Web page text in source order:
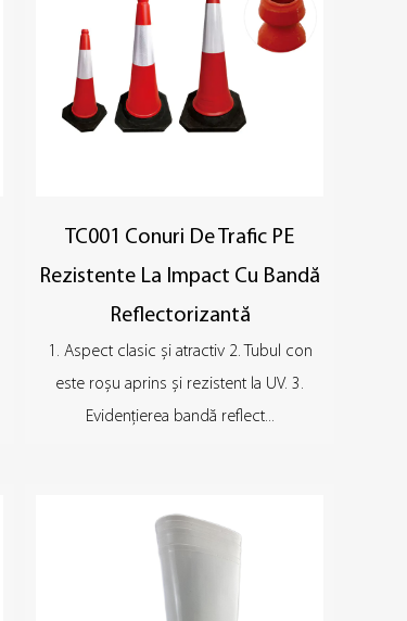
TC001 Conuri De Trafic PE
Rezistente La Impact Cu Bandă
Reflectorizantă
1. Aspect clasic și atractiv 2. Tubul con
este roșu aprins și rezistent la UV. 3.
Evidențierea bandă reflect...